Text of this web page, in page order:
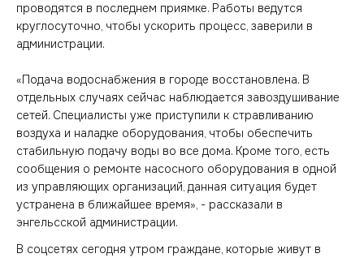
проводятся в последнем приямке. Работы ведутся
круглосуточно, чтобы ускорить процесс, заверили в
администрации.
«Подача водоснабжения в городе восстановлена. В
отдельных случаях сейчас наблюдается завоздушивание
сетей. Специалисты уже приступили к стравливанию
воздуха и наладке оборудования, чтобы обеспечить
стабильную подачу воды во все дома. Кроме того, есть
сообщения о ремонте насосного оборудования в одной
из управляющих организаций, данная ситуация будет
устранена в ближайшее время», - рассказали в
энгельсской администрации.
В соцсетях сегодня утром граждане, которые живут в